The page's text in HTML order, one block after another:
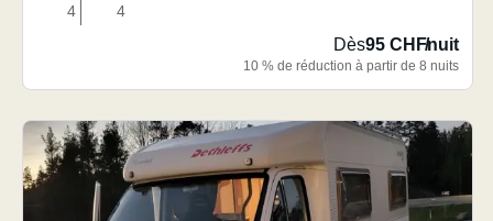
4 4
Dès95 CHF/nuit
10 % de réduction à partir de 8 nuits